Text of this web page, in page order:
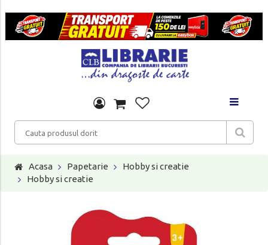
Acasa Papetarie
Hobby si creatie
Hobby si creatie